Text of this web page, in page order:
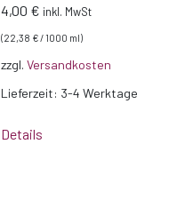
4,00 € inkl. MwSt
(22,38 €/ 1000 ml)
zzgl.Versandkosten
Lieferzeit: 3-4 Werktage
Details